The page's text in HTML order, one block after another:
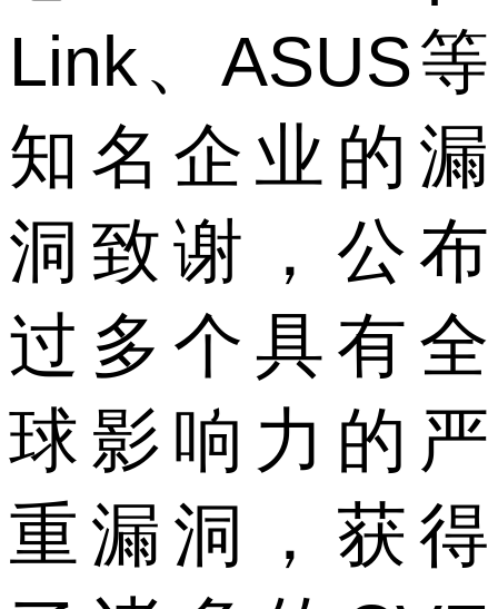
Link、ASUS等
知名企业的漏
洞致谢，公布
过多个具有全
球影响力的严
重漏洞，获得